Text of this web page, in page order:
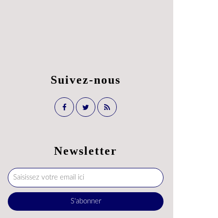
Newsletter
Suivez-nous